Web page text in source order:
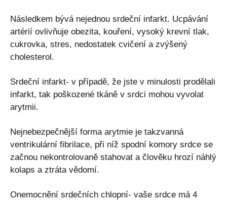
Následkem bývá nejednou srdeční infarkt. Ucpávání
artérií ovlivňuje obezita, kouření, vysoký krevní tlak,
cukrovka, stres, nedostatek cvičení a zvýšený
cholesterol.
Srdeční infarkt- v případě, že jste v minulosti prodělali
infarkt, tak poškozené tkáně v srdci mohou vyvolat
arytmii.
Nejnebezpečnější forma arytmie je takzvanná
ventrikulární fibrilace, při níž spodní komory srdce se
začnou nekontrolovaně stahovat a člověku hrozí náhlý
kolaps a ztráta vědomí.
Onemocnění srdečních chlopní- vaše srdce má 4